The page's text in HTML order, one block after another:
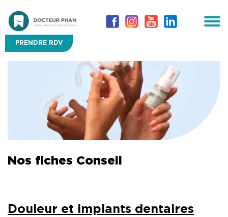
PRENDRE RDV
Nos fiches Conseil
Douleur et implants dentaires